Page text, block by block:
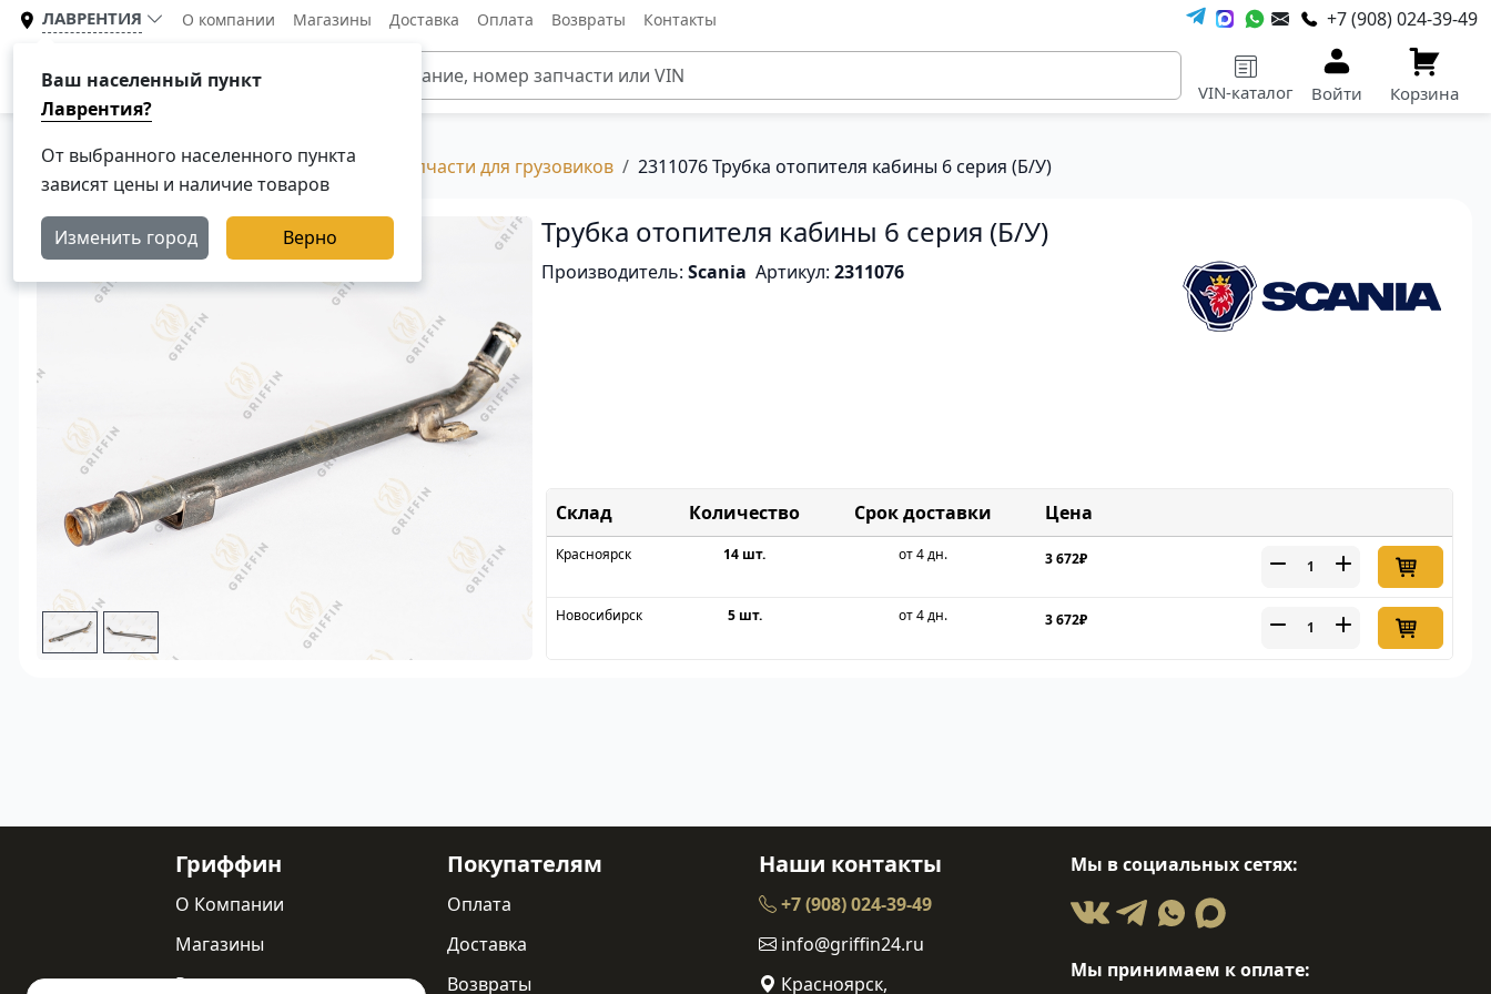
ЛАВРЕНТИЯ
Ваш населенный пункт
Лаврентия?
От выбранного населенного пункта
зависят цены и наличие товаров
Изменить город Верно
О компании Магазины Доставка Оплата Возвраты Контакты +7 (908) 024-39-49
Каталог
VIN-каталог Войти Корзина
Главная Каталог Разборка Скания, Б/У запчасти для грузовиков 2311076 Трубка отопителя кабины 6 серия (Б/У)
Трубка отопителя кабины 6 серия (Б/У)
Производитель:Scania Артикул:2311076
Склад Срок доставки Цена
Красноярск 14 шт. от 4 дн. 3 672₽
Новосибирск 5 шт. от 4 дн. 3 672₽
Гриффин
О Компании
Магазины
Реквизиты
Покупателям
Оплата
Доставка
Возвраты
Наши контакты
+7 (908) 024-39-49
info@griffin24.ru
Красноярск,
Мы в социальных сетях:
Мы принимаем к оплате: